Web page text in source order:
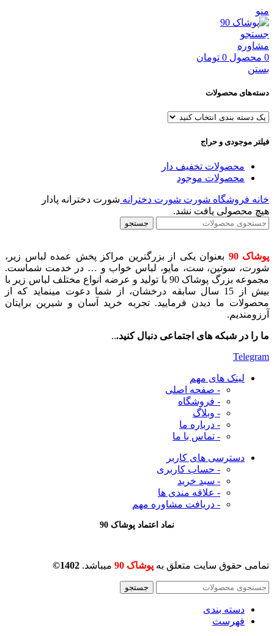
منو
جستجو
مشاوره
0 محصول 0 تومان
بستن
دسته‌های محصولات
فیلتر موجودی و حراج
محصولات تخفیف دار
محصولات موجود
خانه فروشگاه شورت شورت دخترانه شورت دخترانه پادار
هیچ محصولی یافت نشد.
جستجو
پوشاک 90
بعنوان یکی از بزرگترین مراکز پخش عمده لباس زیر،
شورت، سوتین، ست، مایو، لباس خواب و … در خدمت شماست.
مجموعه بزرگ پوشاک 90 با تولید و عرضه انواع مختلف لباس زیر با
بیش از 15 سال سابقه درخشان، از شما دعوت مینماید که از
محصولات ما دیدن فرمایید. تجربه خرید آسان و شیرین برایتان
آرزومندیم.
ما را در شبکه های اجتماعی دنبال کنید...
Telegram
لینک های مهم
- صفحه اصلی
- فروشگاه
- وبلاگ
- درباره ما
- تماس با ما
دسترسی های کاربر
- حساب کاربری
- سبد خرید
- علاقه مندی ها
- دریافت مشاوره مهم
نماد اعتماد پوشاک 90
تمامی حقوق سایت متعلق به پوشاک 90 میباشد. 1402©
جستجو
دسته بندی
فهرست